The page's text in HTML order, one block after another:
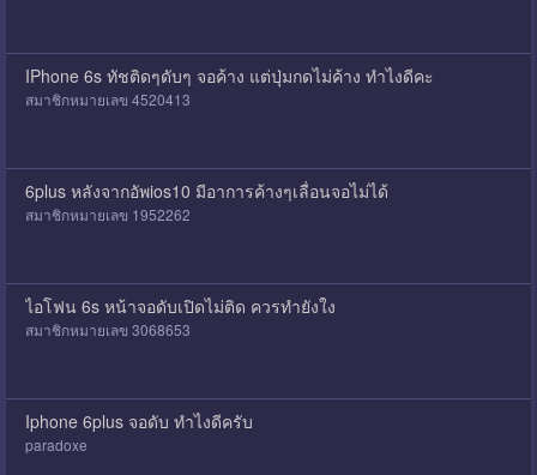
IPhone 6s ทัชติดๆดับๆ จอค้าง แต่ปุ่มกดไม่ค้าง ทำไงดีคะ
สมาชิกหมายเลข 4520413
6plus หลังจากอัพios10 มีอาการค้างๆเลื่อนจอไม่ได้
สมาชิกหมายเลข 1952262
ไอโฟน 6s หน้าจอดับเปิดไม่ติด ควรทำยังใง
สมาชิกหมายเลข 3068653
Iphone 6plus จอดับ ทำไงดีครับ
paradoxe